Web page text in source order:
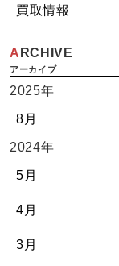
買取情報
ARCHIVE
2025年
8月
2024年
5月
4月
3月